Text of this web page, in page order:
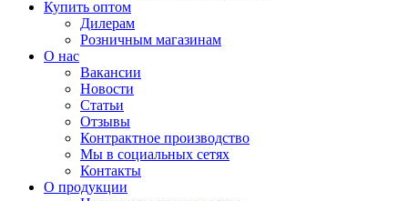
Купить оптом
Дилерам
Розничным магазинам
О нас
Вакансии
Новости
Статьи
Отзывы
Контрактное производство
Мы в социальных сетях
Контакты
О продукции